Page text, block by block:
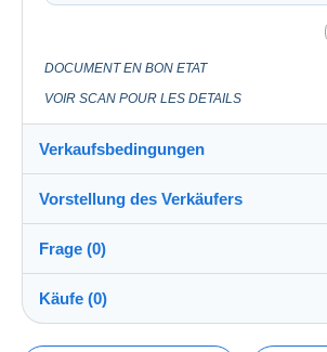
DOCUMENT EN BON ETAT
VOIR SCAN POUR LES DETAILS
Verkaufsbedingungen
Versand nach:
Die Liste der Länder einsehen
Versand:
Vorkasse
Vorstellung des Verkäufers
gauguin100%(85598x)
Shop
Frage (0)
Käufe (0)